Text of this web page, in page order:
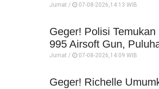
Jumat / 07-08-2026,14:13 WIB
Geger! Polisi
995 Airsoft Gun,
Jumat / 07-08-2026,14:09 WIB
Geger! Richelle